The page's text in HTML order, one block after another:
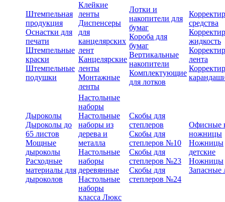
Штемпельная
продукция
Оснастки для
печати
Штемпельные
краски
Штемпельные
подушки
Клейкие
ленты
Диспенсеры
для
канцелярских
лент
Канцелярские
ленты
Монтажные
ленты
Лотки и
накопители для
бумаг
Короба для
бумаг
Вертикальные
накопители
Комплектующие
для лотков
средства
жидкость
лента
Дыроколы
Дыроколы до
65 листов
Мощные
дыроколы
Расходные
материалы для
дыроколов
Настольные
наборы
Настольные
наборы из
дерева и
металла
Настольные
наборы
деревянные
Настольные
наборы
класса Люкс
Скобы для
степлеров
Скобы для
степлеров №10
Скобы для
степлеров №23
Скобы для
степлеров №24
Офисные
ножницы
Ножницы
детские
Ножницы
Запасные